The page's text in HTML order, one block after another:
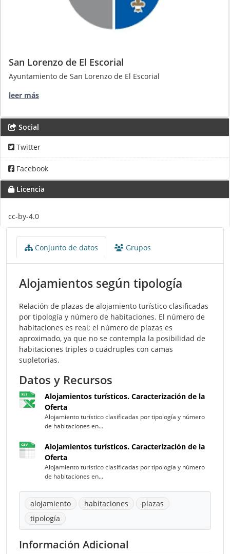
San Lorenzo de El Escorial
Ayuntamiento de San Lorenzo de El Escorial
leer más
Social
Twitter
Facebook
Licencia
cc-by-4.0
Conjunto de datos Grupos
Alojamientos según tipología
Relación de plazas de alojamiento turístico clasificadas
por tipología y número de habitaciones. El número de
habitaciones es real; el número de plazas es
aproximado, ya que no se contempla la posibilidad de
habitaciones triples o cuádruples con camas
supletorias.
Datos y Recursos
Alojamientos turísticos. Caracterización de la
Oferta
Alojamiento turístico clasificadas por tipología y número
de habitaciones en...
Alojamientos turísticos. Caracterización de la
Oferta
Alojamiento turístico clasificadas por tipología y número
de habitaciones en...
alojamiento habitaciones
plazas
tipología
Información Adicional